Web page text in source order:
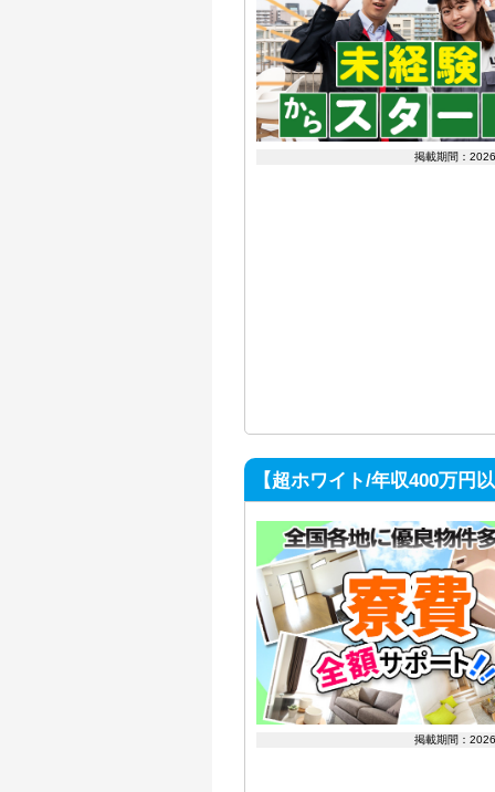
掲載期間：
【超ホワイト/年収400万
掲載期間：